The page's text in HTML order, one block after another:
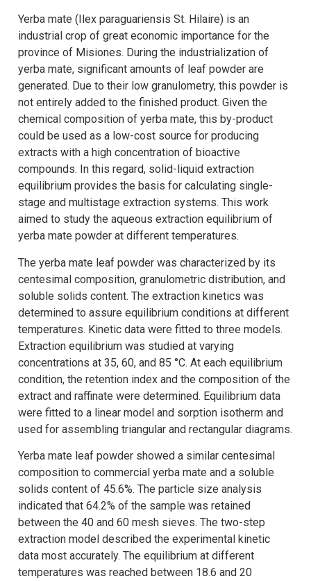
Yerba mate (Ilex paraguariensis St. Hilaire) is an
industrial crop of great economic importance for the
province of Misiones. During the industrialization of
yerba mate, significant amounts of leaf powder are
generated. Due to their low granulometry, this powder is
not entirely added to the finished product. Given the
chemical composition of yerba mate, this by-product
could be used as a low-cost source for producing
extracts with a high concentration of bioactive
compounds. In this regard, solid-liquid extraction
equilibrium provides the basis for calculating single-
stage and multistage extraction systems. This work
aimed to study the aqueous extraction equilibrium of
yerba mate powder at different temperatures.
The yerba mate leaf powder was characterized by its
centesimal composition, granulometric distribution, and
soluble solids content. The extraction kinetics was
determined to assure equilibrium conditions at different
temperatures. Kinetic data were fitted to three models.
Extraction equilibrium was studied at varying
concentrations at 35, 60, and 85 °C. At each equilibrium
condition, the retention index and the composition of the
extract and raffinate were determined. Equilibrium data
were fitted to a linear model and sorption isotherm and
used for assembling triangular and rectangular diagrams.
Yerba mate leaf powder showed a similar centesimal
composition to commercial yerba mate and a soluble
solids content of 45.6%. The particle size analysis
indicated that 64.2% of the sample was retained
between the 40 and 60 mesh sieves. The two-step
extraction model described the experimental kinetic
data most accurately. The equilibrium at different
temperatures was reached between 18.6 and 20